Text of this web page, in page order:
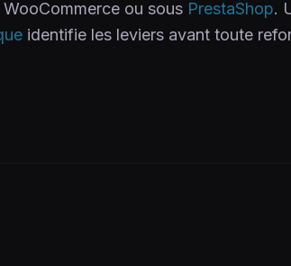
ou sous PrestaShop.
identifie les leviers avant toute